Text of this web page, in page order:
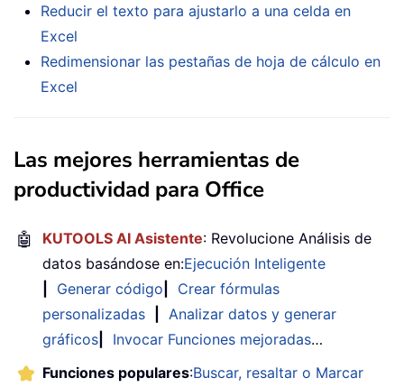
Reducir el texto para ajustarlo a una celda en
Excel
Redimensionar las pestañas de hoja de cálculo en
Excel
Las mejores herramientas de
productividad para Office
🤖 KUTOOLS AI Asistente: Revolucione Análisis de
datos basándose en:Ejecución Inteligente
Generar código
Crear fórmulas
personalizadas
Analizar datos y generar
gráficos
Invocar Funciones mejoradas…
Funciones populares:Buscar, resaltar o Marcar